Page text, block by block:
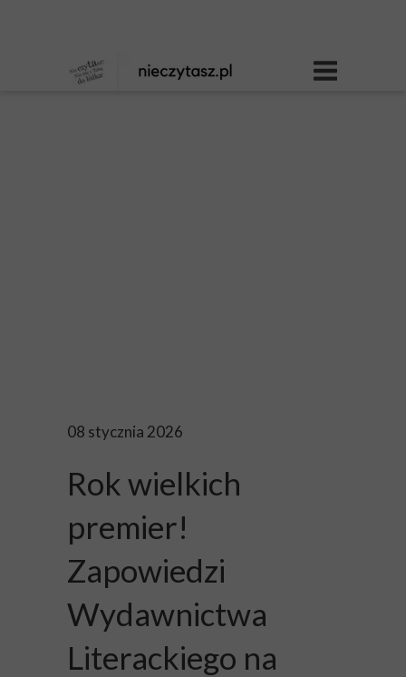
08 stycznia 2026
Rok wielkich
premier!
Zapowiedzi
Wydawnictwa
Literackiego na